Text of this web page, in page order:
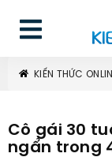
KIẾN THỨC
Cô gái 30
ngẩn trong